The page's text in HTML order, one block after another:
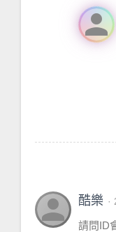
person
person 酷樂 ·
請問ID